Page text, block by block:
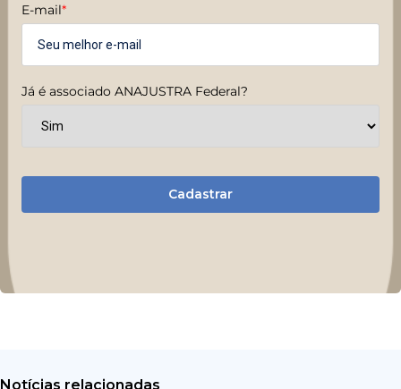
E-mail*
Já é associado ANAJUSTRA Federal?
Cadastrar
Notícias relacionadas